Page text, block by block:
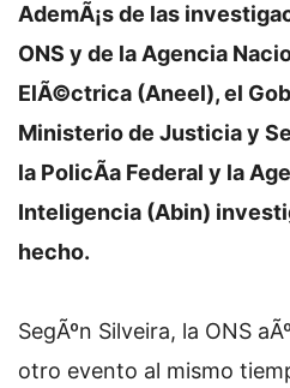
AdemÃ¡s de las
ONS y de la Agencia
ElÃ©ctrica (Aneel), el
Ministerio de Justicia y
la PolicÃ­a Federal y la
Inteligencia (Abin)
hecho.
SegÃºn Silveira, la ONS
otro evento al mismo